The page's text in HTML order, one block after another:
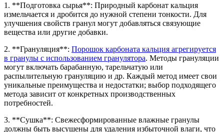
1. **Подготовка сырья**: Природный карбонат кальция
измельчается и дробится до нужной степени тонкости. Для
улучшения свойств гранул могут добавляться связующие
вещества или другие добавки.
2. **Грануляция**: Порошок карбоната кальция агрегируется
в гранулы с использованием гранулятора. Методы грануляции
могут включать барабанную, тарельчатую или
распылительную грануляцию и др. Каждый метод имеет свои
уникальные преимущества и недостатки; выбор подходящего
метода зависит от конкретных производственных
потребностей.
3. **Сушка**: Свежесформированные влажные гранулы
должны быть высушены для удаления избыточной влаги, что